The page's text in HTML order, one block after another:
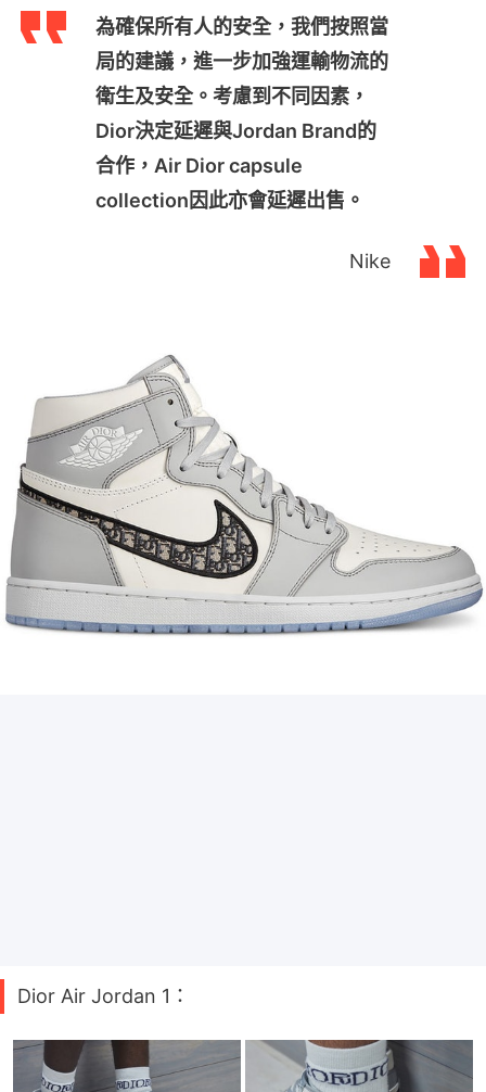
為確保所有人的安全，我們按照當
局的建議，進一步加強運輸物流的
衛生及安全。考慮到不同因素，
Dior決定延遲與Jordan Brand的
合作，Air Dior capsule
collection因此亦會延遲出售。
Nike
Dior Air Jordan 1：